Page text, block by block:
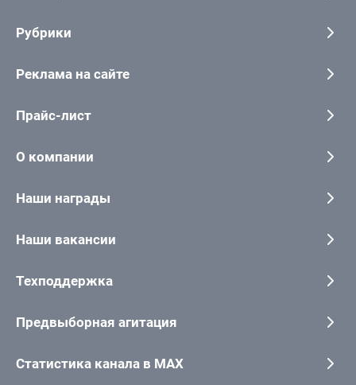
Рубрики
Реклама на сайте
Прайс-лист
О компании
Наши награды
Наши вакансии
Техподдержка
Предвыборная агитация
Статистика канала в MAX